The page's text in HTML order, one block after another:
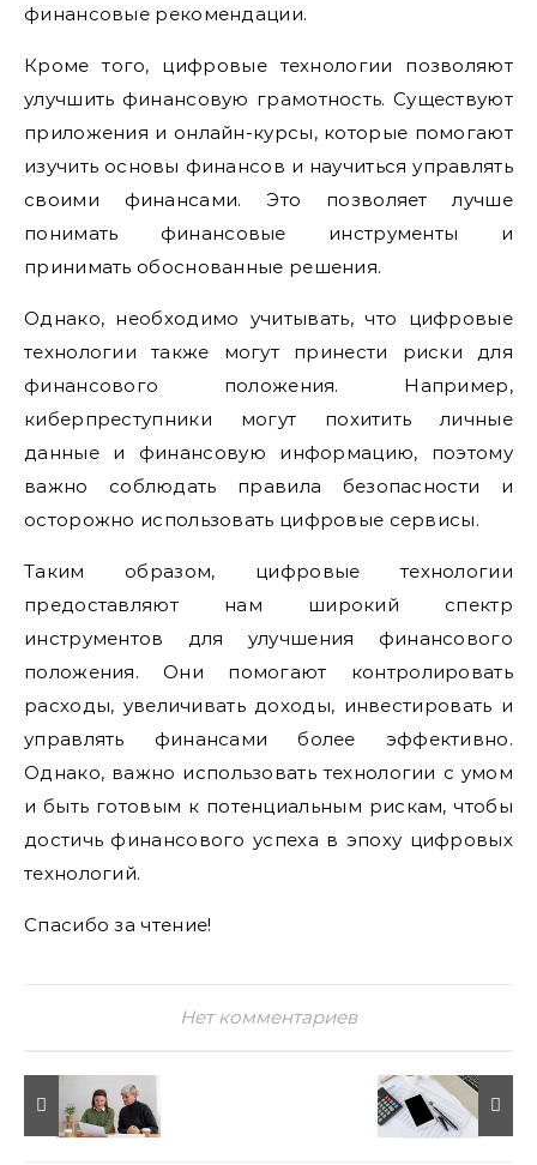
финансовые рекомендации.
Кроме того, цифровые технологии позволяют
улучшить финансовую грамотность. Существуют
приложения и онлайн-курсы, которые помогают
изучить основы финансов и научиться управлять
своими финансами. Это позволяет лучше
понимать финансовые инструменты и
принимать обоснованные решения.
Однако, необходимо учитывать, что цифровые
технологии также могут принести риски для
финансового положения. Например,
киберпреступники могут похитить личные
данные и финансовую информацию, поэтому
важно соблюдать правила безопасности и
осторожно использовать цифровые сервисы.
Таким образом, цифровые технологии
предоставляют нам широкий спектр
инструментов для улучшения финансового
положения. Они помогают контролировать
расходы, увеличивать доходы, инвестировать и
управлять финансами более эффективно.
Однако, важно использовать технологии с умом
и быть готовым к потенциальным рискам, чтобы
достичь финансового успеха в эпоху цифровых
технологий.
Спасибо за чтение!
Нет комментариев